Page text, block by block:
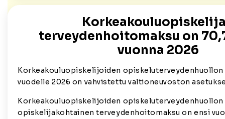
terveydenhoitomaksu on
vuonna 2026
Korkeakouluopiskelijoiden opiskeluterveydenhuollon
vuodelle 2026 on vahvistettu valtioneuvoston
Korkeakouluopiskelijoiden opiskeluterveydenhuollon
opiskelijakohtainen terveydenhoitomaksu on ensi